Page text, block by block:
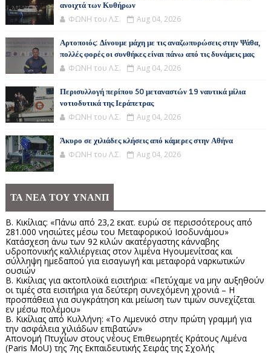
ανοιχτά των Κυθήρων
ΦΩΝΗ του Λ.Σ. Aug 04, 2026
Αρτοποιός: Δίνουμε μάχη με τις αναζωπυρώσεις στην Ψάθα,
πολλές φορές οι συνθήκες είναι πάνω από τις δυνάμεις μας
ΦΩΝΗ του Λ.Σ. Aug 04, 2026
Περισυλλογή περίπου 50 μεταναστών 19 ναυτικά μίλια
νοτιοδυτικά της Ιεράπετρας
ΦΩΝΗ του Λ.Σ. Aug 04, 2026
Άκυρο σε χιλιάδες κλήσεις από κάμερες στην Αθήνα
ΦΩΝΗ του Λ.Σ. Aug 04, 2026
ΤΑ ΝΕΑ ΤΟΥ ΥΝΑΝΠ
Β. Κικίλιας: «Πάνω από 23,2 εκατ. ευρώ σε περισσότερους από
281.000 νησιώτες μέσω του Μεταφορικού Ισοδυνάμου»
Κατάσχεση άνω των 92 κιλών ακατέργαστης κάνναβης
υδροπονικής καλλιέργειας στον λιμένα Ηγουμενίτσας και
σύλληψη ημεδαπού για εισαγωγή και μεταφορά ναρκωτικών
ουσιών
Β. Κικίλιας για ακτοπλοϊκά εισιτήρια: «Πετύχαμε να μην αυξηθούν
οι τιμές στα εισιτήρια για δεύτερη συνεχόμενη χρονιά – Η
προσπάθεια για συγκράτηση και μείωση των τιμών συνεχίζεται
εν μέσω πολέμου»
Β. Κικίλιας από Κυλλήνη: «Το Λιμενικό στην πρώτη γραμμή για
την ασφάλεια χιλιάδων επιβατών»
Απονομή Πτυχίων στους νέους Επιθεωρητές Κράτους Λιμένα
(Paris MoU) της 7ης Εκπαιδευτικής Σειράς της Σχολής